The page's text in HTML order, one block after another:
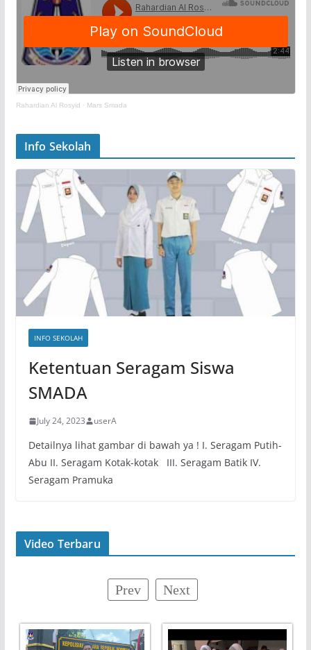
Rahardian Al Rosyid · Mars Smada
Info Sekolah
INFO SEKOLAH
Ketentuan Seragam Siswa
SMADA
July 24, 2023 userA
Detailnya lihat gambar di bawah ya ! I. Seragam Putih-
Abu II. Seragam Kotak-kotak III. Seragam Batik IV.
Seragam Pramuka
Video Terbaru
Prev Next